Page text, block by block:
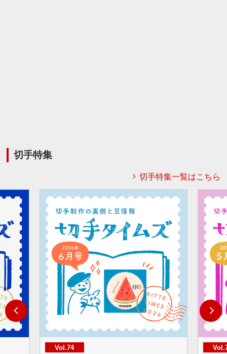
切手特集
切手特集一覧はこちら
Vol.74